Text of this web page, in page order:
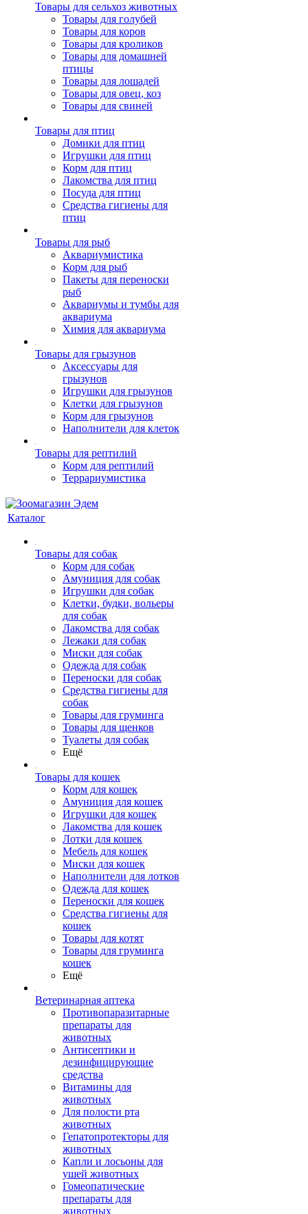
Товары для сельхоз животных
Товары для голубей
Товары для коров
Товары для кроликов
Товары для домашней
птицы
Товары для лошадей
Товары для овец, коз
Товары для свиней
Товары для птиц
Домики для птиц
Игрушки для птиц
Корм для птиц
Лакомства для птиц
Посуда для птиц
Средства гигиены для
птиц
Товары для рыб
Аквариумистика
Корм для рыб
Пакеты для переноски
рыб
Аквариумы и тумбы для
аквариума
Химия для аквариума
Товары для грызунов
Аксессуары для
грызунов
Игрушки для грызунов
Клетки для грызунов
Корм для грызунов
Наполнители для клеток
Товары для рептилий
Корм для рептилий
Террариумистика
Каталог
Товары для собак
Корм для собак
Амуниция для собак
Игрушки для собак
Клетки, будки, вольеры
для собак
Лакомства для собак
Лежаки для собак
Миски для собак
Одежда для собак
Переноски для собак
Средства гигиены для
собак
Товары для груминга
Товары для щенков
Туалеты для собак
Ещё
Товары для кошек
Корм для кошек
Амуниция для кошек
Игрушки для кошек
Лакомства для кошек
Лотки для кошек
Мебель для кошек
Миски для кошек
Наполнители для лотков
Одежда для кошек
Переноски для кошек
Средства гигиены для
кошек
Товары для котят
Товары для груминга
кошек
Ещё
Ветеринарная аптека
Противопаразитарные
препараты для
животных
Антисептики и
дезинфицирующие
средства
Витамины для
животных
Для полости рта
животных
Гепатопротекторы для
животных
Капли и лосьоны для
ушей животных
Гомеопатические
препараты для
животных